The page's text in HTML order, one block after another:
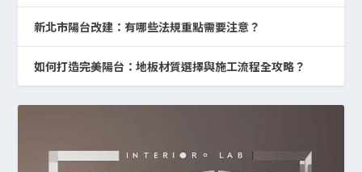
新北市陽台改建：有哪些法規重點需要注意？
如何打造完美陽台：地板材質選擇與施工流程全攻略？